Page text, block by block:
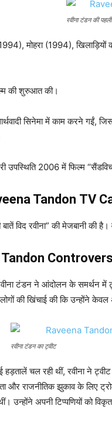
रवीना टंडन की
मोहरा (1994), खिलाड़ियों
की शुरुआत की।
सिनेमा में काम करने गईं,
2006 में फिल्म
Tandon TV
बातें विद रवीना” की मेजबानी
Tandon
टंडन ने आंदोलन के समर्थन में
की खिंचाई की कि उन्होंने
रवीना टंडन का ट्वीट
हड़तालें चल रही थीं, रवीना ने
राजनीतिक झुकाव के लिए
अपनी टिप्पणियों को